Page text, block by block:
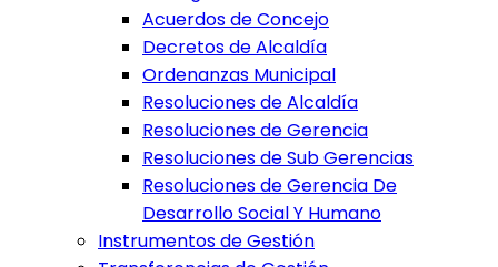
Acuerdos de Concejo
Decretos de Alcaldía
Ordenanzas Municipal
Resoluciones de Alcaldía
Resoluciones de Gerencia
Resoluciones de Sub Gerencias
Resoluciones de Gerencia De
Desarrollo Social Y Humano
Instrumentos de Gestión